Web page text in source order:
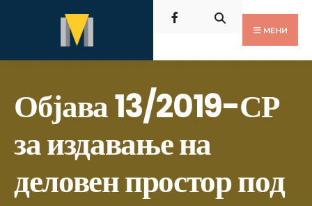
содржината
МЕНИ
Објава 13/2019-СР
за издавање на
деловен простор под